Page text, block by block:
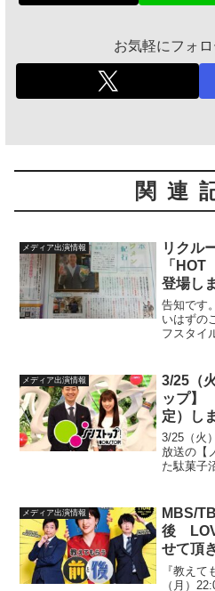
お気軽にフォロ
関連
メディア出演情報
リクル
「
登場し
告知です
いはずの
フスタイ
で約320
フリーペ
メディア出演情報
3/25（
ップ】
定）し
3/25（火
放送の【
た駄菓子
設楽さん
いがしま
メディア出演情報
MBS/
後
せて頂
『教え
（月）